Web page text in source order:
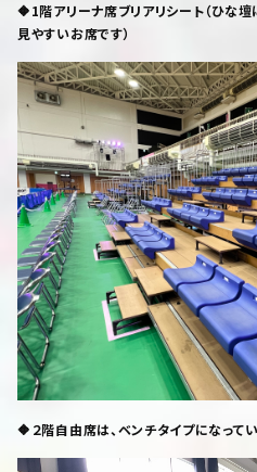
🔶1階アリーナ席ブリアリシート（ひな
見やすいお席です）
🔶２階自由席は、ベンチタイプになってい